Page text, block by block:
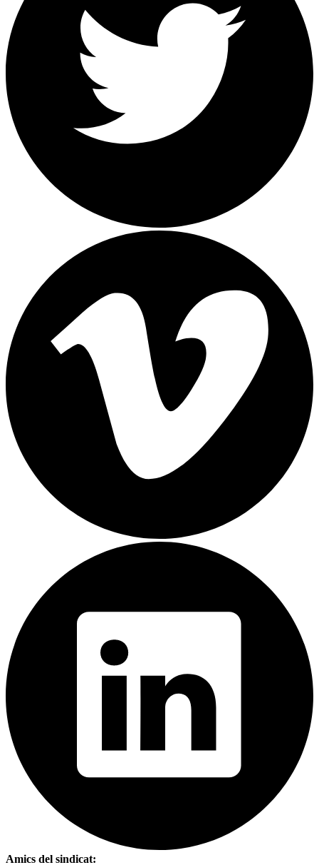
Amics del sindicat: